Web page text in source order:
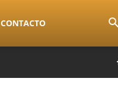
CONTACTO